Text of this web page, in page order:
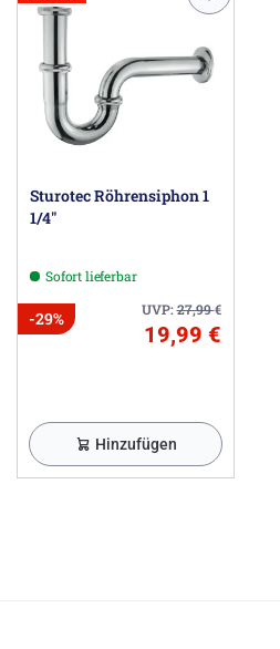
Sturotec Röhrensiphon 1
1/4"
Sofort lieferbar
UVP:27,99€
-29%
19,99 €
Hinzufügen